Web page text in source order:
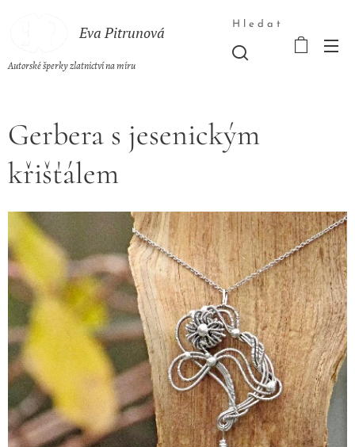
Eva Pitrunová
Autorské šperky zlatnictví na míru
Hledat
Gerbera s jesenickým
křišťálem